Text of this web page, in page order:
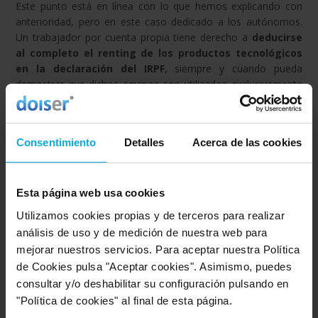
Consentimiento Detalles Acerca de las cookies
Esta página web usa cookies
Utilizamos cookies propias y de terceros para realizar
análisis de uso y de medición de nuestra web para
mejorar nuestros servicios. Para aceptar nuestra Política
de Cookies pulsa "Aceptar cookies". Asimismo, puedes
consultar y/o deshabilitar su configuración pulsando en
"Política de cookies" al final de esta página.
Este punto está en línea con lo que hemos explicando con
anterioridad, pero en este caso dedicado a los autónomos.
Un trabajador por cuenta propia tiene derecho a deducirse
al completo el renting de los productos tecnológicos
en la declaración del IRPF, siempre y cuando pueda
demostrar que dichos equipos son utilizados exclusivamente
para el devenir diario de su actividad empresarial.
Durabilidad del contrato
El renting tecnológico
tiene su fundamento en una
duración pensada a corto o medio plazo. Por lo general, se
estipula unaduración que oscila entre los 12 y los 60
meses, por tanto, las personas que deciden decantarse por
esta modalidad gozan de seguridad para seguir
beneficiándose de este servicio en el tiempo.
Fácil control de gastos con cuotas fijas con todo